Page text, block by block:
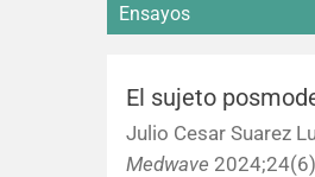
Ensayos
El sujeto
Julio Cesar Suarez
Medwave